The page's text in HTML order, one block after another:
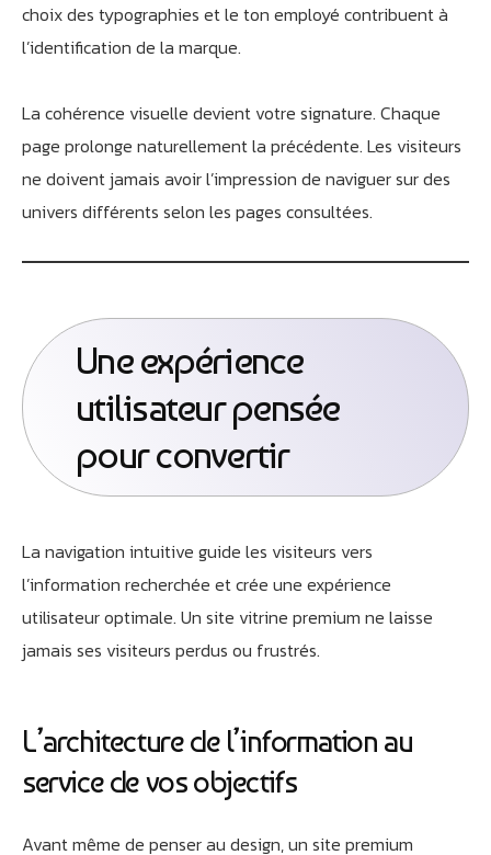
choix des typographies et le ton employé contribuent à
l’identification de la marque.
La cohérence visuelle devient votre signature. Chaque
page prolonge naturellement la précédente. Les visiteurs
ne doivent jamais avoir l’impression de naviguer sur des
univers différents selon les pages consultées.
Une expérience
utilisateur pensée
pour convertir
La navigation intuitive guide les visiteurs vers
l’information recherchée et crée une expérience
utilisateur optimale. Un site vitrine premium ne laisse
jamais ses visiteurs perdus ou frustrés.
L’architecture de l’information au
service de vos objectifs
Avant même de penser au design, un site premium
Athobot Assistant IA
Bienvenue chez Athorus Digital
Je suis Athobot, votre assistant digital.
Je vous oriente vers la meilleure solution pour votre